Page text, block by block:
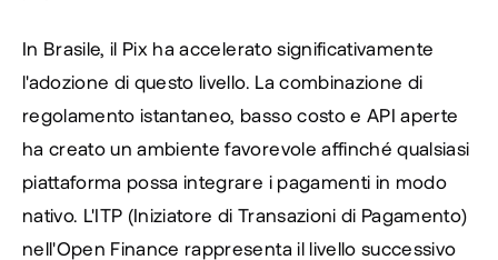
In Brasile, il Pix ha accelerato significativamente
l'adozione di questo livello. La combinazione di
regolamento istantaneo, basso costo e API aperte
ha creato un ambiente favorevole affinché qualsiasi
piattaforma possa integrare i pagamenti in modo
nativo. L'ITP (Iniziatore di Transazioni di Pagamento)
nell'Open Finance rappresenta il livello successivo